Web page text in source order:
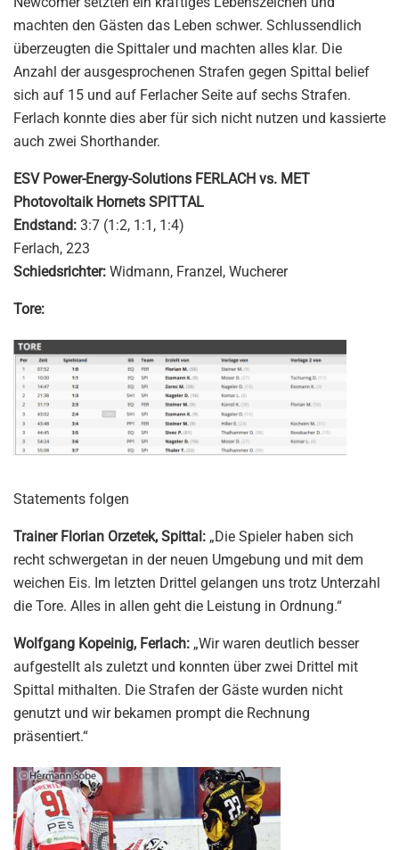
machten den Gästen das Leben schwer. Schlussendlich
überzeugten die Spittaler und machten alles klar. Die
Anzahl der ausgesprochenen Strafen gegen Spittal belief
sich auf 15 und auf Ferlacher Seite auf sechs Strafen.
Ferlach konnte dies aber für sich nicht nutzen und kassierte
auch zwei Shorthander.
ESV Power-Energy-Solutions FERLACH vs. MET
Photovoltaik Hornets SPITTAL
Endstand: 3:7 (1:2, 1:1, 1:4)
Ferlach, 223
Schiedsrichter: Widmann, Franzel, Wucherer
Tore:
Statements folgen
Trainer Florian Orzetek, Spittal: „Die Spieler haben sich
recht schwergetan in der neuen Umgebung und mit dem
weichen Eis. Im letzten Drittel gelangen uns trotz Unterzahl
die Tore. Alles in allen geht die Leistung in Ordnung.“
Wolfgang Kopeinig, Ferlach: „Wir waren deutlich besser
aufgestellt als zuletzt und konnten über zwei Drittel mit
Spittal mithalten. Die Strafen der Gäste wurden nicht
genutzt und wir bekamen prompt die Rechnung
präsentiert.“